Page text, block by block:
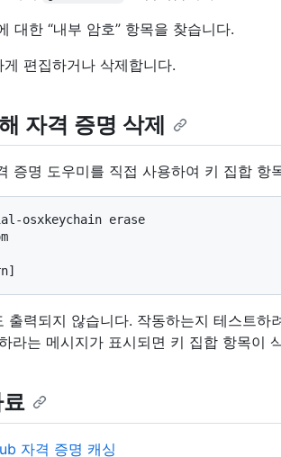
대한 “내부 암호” 항목을 찾습니다.
편집하거나 삭제합니다.
자격 증명 삭제
증명 도우미를 직접 사용하여 키 집합 항
osxkeychain erase
출력되지 않습니다. 작동하는지 테스트하
라는 메시지가 표시되면 키 집합 항목이
자격 증명 캐싱